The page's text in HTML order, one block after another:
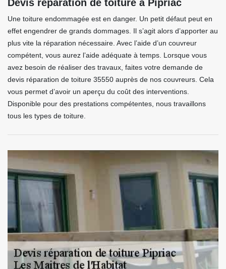
Devis réparation de toiture à Pipriac
Une toiture endommagée est en danger. Un petit défaut peut en
effet engendrer de grands dommages. Il s’agit alors d’apporter au
plus vite la réparation nécessaire. Avec l’aide d’un couvreur
compétent, vous aurez l’aide adéquate à temps. Lorsque vous
avez besoin de réaliser des travaux, faites votre demande de
devis réparation de toiture 35550 auprès de nos couvreurs. Cela
vous permet d’avoir un aperçu du coût des interventions.
Disponible pour des prestations compétentes, nous travaillons
tous les types de toiture.